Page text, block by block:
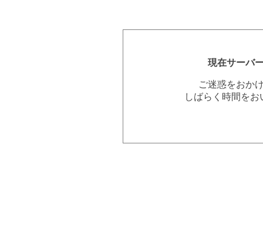
現在サーバ
ご迷惑をおか
しばらく時間を